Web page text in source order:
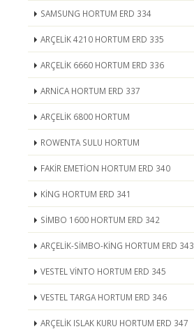
SAMSUNG HORTUM ERD 334
ARÇELİK 4210 HORTUM ERD 335
ARÇELİK 6660 HORTUM ERD 336
ARNİCA HORTUM ERD 337
ARÇELİK 6800 HORTUM
ROWENTA SULU HORTUM
FAKİR EMETİON HORTUM ERD 340
KİNG HORTUM ERD 341
SİMBO 1600 HORTUM ERD 342
ARÇELİK-SİMBO-KİNG HORTUM ERD 343
VESTEL VİNTO HORTUM ERD 345
VESTEL TARGA HORTUM ERD 346
ARÇELİK ISLAK KURU HORTUM ERD 347